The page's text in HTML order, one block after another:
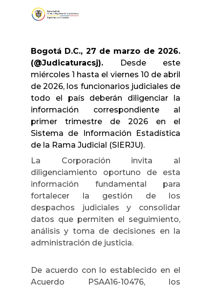
Bogotá D.C., 27 de marzo de 2026.
(@Judicaturacsj).
Desde este
miércoles 1 hasta el viernes 10 de abril
de 2026, los funcionarios judiciales de
todo el país deberán diligenciar la
información correspondiente al
primer trimestre de 2026 en el
Sistema de Información Estadística
de la Rama Judicial (SIERJU).
La Corporación invita al
diligenciamiento oportuno de esta
información fundamental para
fortalecer la gestión de los
despachos judiciales y consolidar
datos que permiten el seguimiento,
análisis y toma de decisiones en la
administración de justicia.
De acuerdo con lo establecido en el
Acuerdo PSAA16-10476, los